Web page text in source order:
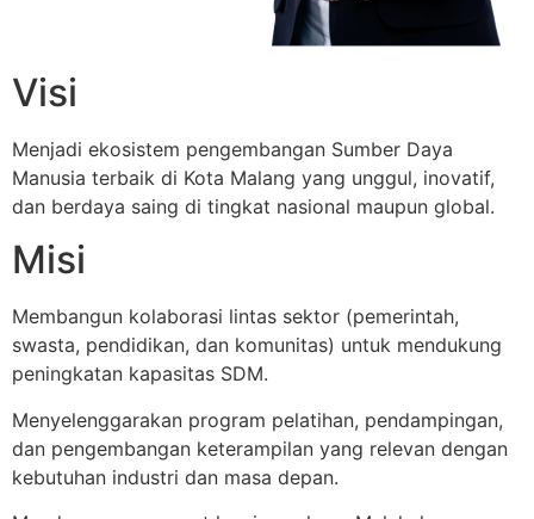
Visi
Menjadi ekosistem pengembangan Sumber Daya
Manusia terbaik di Kota Malang yang unggul, inovatif,
dan berdaya saing di tingkat nasional maupun global.
Misi
Membangun kolaborasi lintas sektor (pemerintah,
swasta, pendidikan, dan komunitas) untuk mendukung
peningkatan kapasitas SDM.
Menyelenggarakan program pelatihan, pendampingan,
dan pengembangan keterampilan yang relevan dengan
kebutuhan industri dan masa depan.